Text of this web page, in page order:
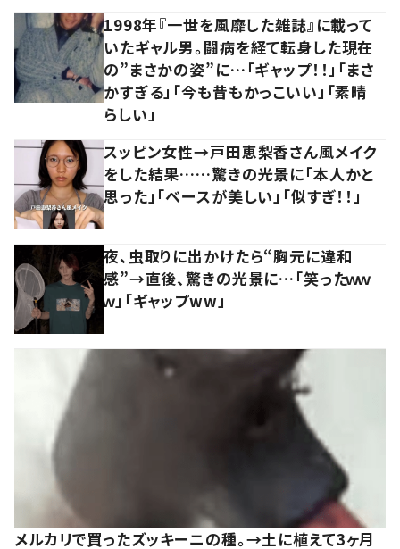
1998年『一世を風靡した雑誌』に載って
いたギャル男。闘病を経て転身した現在
の”まさかの姿”に…「ギャップ！！」「まさ
かすぎる」「今も昔もかっこいい」「素晴
らしい」
スッピン女性→戸田恵梨香さん風メイク
をした結果……驚きの光景に「本人かと
思った」「ベースが美しい」「似すぎ！！」
夜、虫取りに出かけたら“胸元に違和
感”→直後、驚きの光景に…「笑ったｗｗ
ｗ」「ギャップww」
メルカリで買ったズッキーニの種。→土に植えて3ヶ月